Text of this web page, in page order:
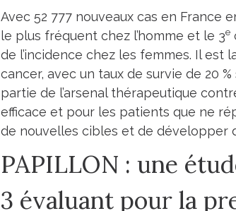
Avec 52 777 nouveaux cas en France
le plus fréquent chez l’homme et le 3e
de l’incidence chez les femmes. Il est
cancer, avec un taux de survie de 20
partie de l’arsenal thérapeutique
efficace et pour les patients que ne
de nouvelles cibles et de développer
PAPILLON : une
3 évaluant pour la